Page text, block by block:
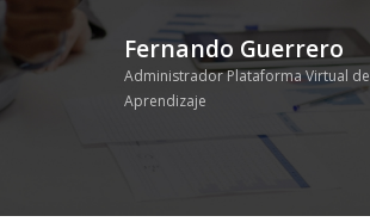
Fernando Guerrero
Administrador Plataforma Virtual de
Aprendizaje